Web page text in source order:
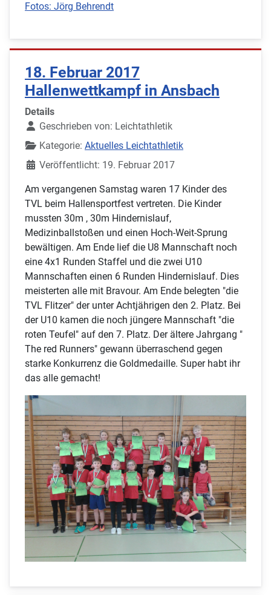
Fotos: Jörg Behrendt
18. Februar 2017
Hallenwettkampf in Ansbach
Details
Geschrieben von: Leichtathletik
Kategorie: Aktuelles Leichtathletik
Veröffentlicht: 19. Februar 2017
Am vergangenen Samstag waren 17 Kinder des
TVL beim Hallensportfest vertreten. Die Kinder
mussten 30m , 30m Hindernislauf,
Medizinballstoßen und einen Hoch-Weit-Sprung
bewältigen. Am Ende lief die U8 Mannschaft noch
eine 4x1 Runden Staffel und die zwei U10
Mannschaften einen 6 Runden Hindernislauf. Dies
meisterten alle mit Bravour. Am Ende belegten "die
TVL Flitzer" der unter Achtjährigen den 2. Platz. Bei
der U10 kamen die noch jüngere Mannschaft "die
roten Teufel" auf den 7. Platz. Der ältere Jahrgang "
The red Runners" gewann überraschend gegen
starke Konkurrenz die Goldmedaille. Super habt ihr
das alle gemacht!